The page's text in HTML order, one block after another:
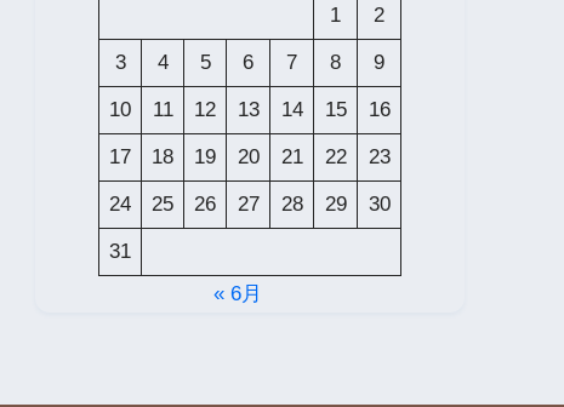
1 2
3 4 5 6 7 8 9
10 11 12 13 14 15 16
17 18 19 20 21 22 23
24 25 26 27 28 29 30
31
« 6月